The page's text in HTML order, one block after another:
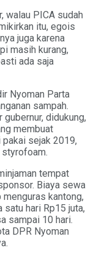
walau PICA sudah
itu, egois
juga karena
masih kurang,
ada saja
Nyoman Parta
sampah.
didukung,
membuat
pakai sejak 2019,
styrofoam.
tempat
Biaya sewa
kantong,
satu hari Rp15 juta,
sampai 10 hari.
DPR Nyoman